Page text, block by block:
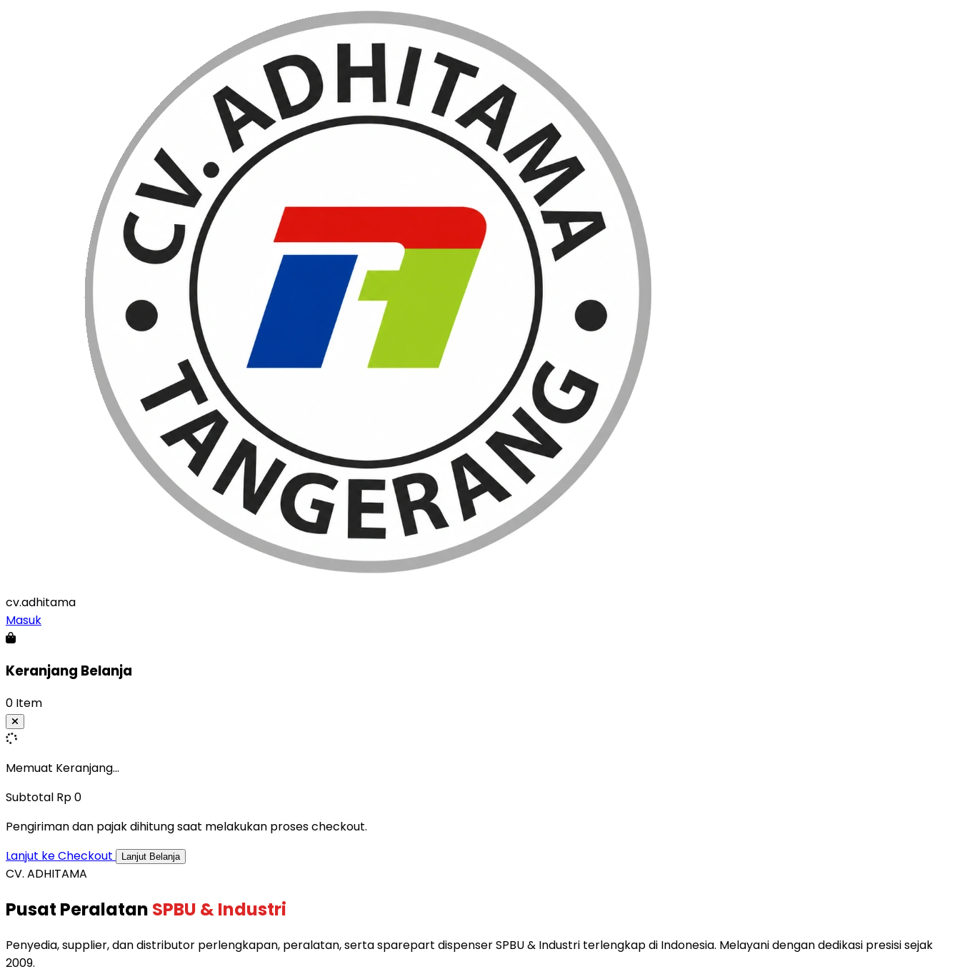
cv.adhitama
Masuk
Keranjang Belanja
0 Item
Memuat Keranjang...
Subtotal Rp 0
Pengiriman dan pajak dihitung saat melakukan proses checkout.
Lanjut ke Checkout
Lanjut Belanja
CV. ADHITAMA
Pusat Peralatan SPBU & Industri
Penyedia, supplier, dan distributor perlengkapan, peralatan, serta sparepart dispenser SPBU & Industri terlengkap di Indonesia. Melayani dengan dedikasi presisi sejak
2009.